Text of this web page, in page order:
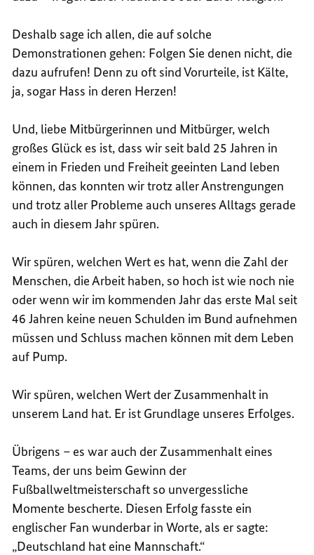
Deshalb sage ich allen, die auf solche
Demonstrationen gehen: Folgen Sie denen nicht, die
dazu aufrufen! Denn zu oft sind Vorurteile, ist Kälte,
ja, sogar Hass in deren Herzen!
Und, liebe Mitbürgerinnen und Mitbürger, welch
großes Glück es ist, dass wir seit bald 25 Jahren in
einem in Frieden und Freiheit geeinten Land leben
können, das konnten wir trotz aller Anstrengungen
und trotz aller Probleme auch unseres Alltags gerade
auch in diesem Jahr spüren.
Wir spüren, welchen Wert es hat, wenn die Zahl der
Menschen, die Arbeit haben, so hoch ist wie noch nie
oder wenn wir im kommenden Jahr das erste Mal seit
46 Jahren keine neuen Schulden im Bund aufnehmen
müssen und Schluss machen können mit dem Leben
auf Pump.
Wir spüren, welchen Wert der Zusammenhalt in
unserem Land hat. Er ist Grundlage unseres Erfolges.
Übrigens – es war auch der Zusammenhalt eines
Teams, der uns beim Gewinn der
Fußballweltmeisterschaft so unvergessliche
Momente bescherte. Diesen Erfolg fasste ein
englischer Fan wunderbar in Worte, als er sagte:
„Deutschland hat eine Mannschaft.“